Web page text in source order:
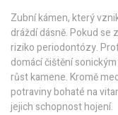
Zubní kámen, který
dráždí dásně. Pokud se
riziko periodontózy.
domácí čištění
růst kamene. Kromě
potraviny bohaté na
jejich schopnost hojení.